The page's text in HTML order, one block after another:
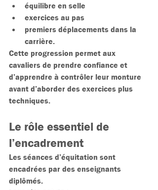
équilibre en selle
exercices au pas
premiers déplacements dans la
carrière.
Cette progression permet aux
cavaliers de prendre confiance et
d’apprendre à contrôler leur monture
avant d’aborder des exercices plus
techniques.
Le rôle essentiel de
l’encadrement
Les séances d’équitation sont
encadrées par des enseignants
diplômés.